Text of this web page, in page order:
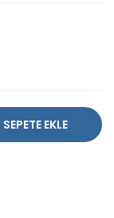
SEPETE EKLE